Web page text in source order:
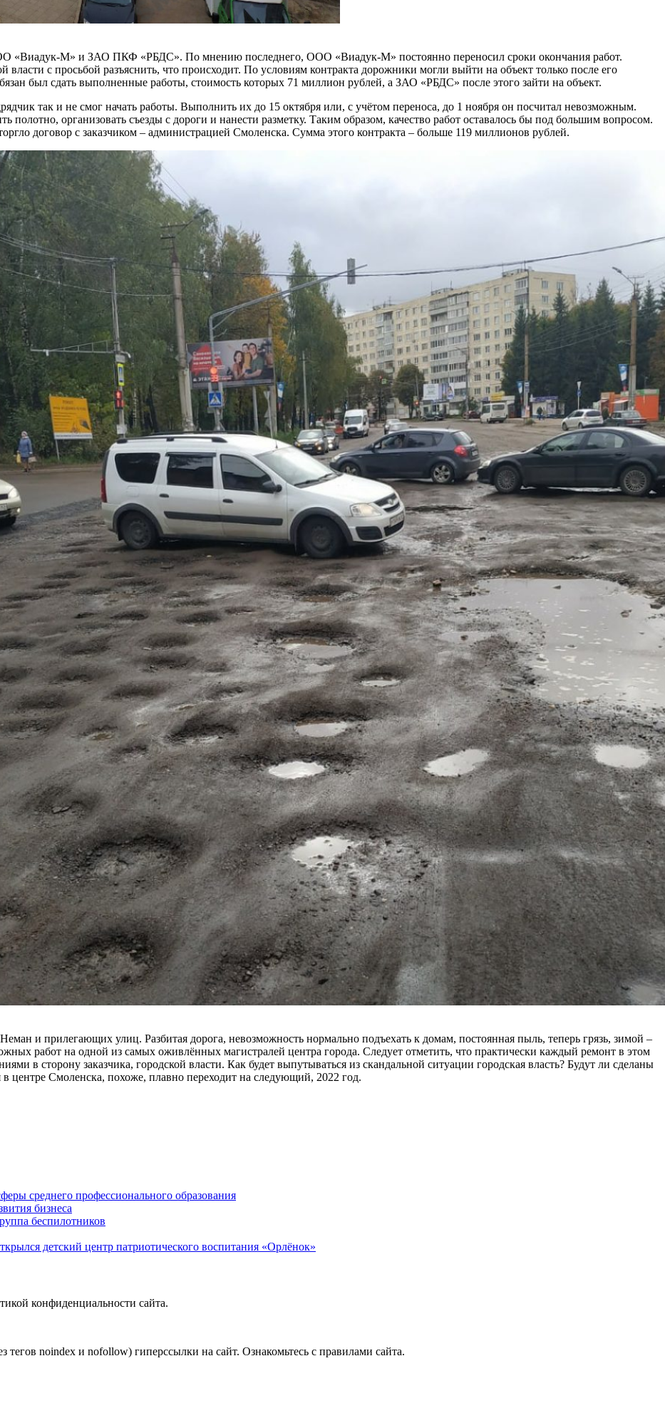
«Виадук-М» и ЗАО ПКФ «РБДС». По мнению последнего, ООО «Виадук-М» постоянно переносил сроки окончания работ.
с просьбой разъяснить, что происходит. По условиям контракта дорожники могли выйти на объект только после его
был сдать выполненные работы, стоимость которых 71 миллион рублей, а ЗАО «РБДС» после этого зайти на объект.
так и не смог начать работы. Выполнить их до 15 октября или, с учётом переноса, до 1 ноября он посчитал невозможным.
полотно, организовать съезды с дороги и нанести разметку. Таким образом, качество работ оставалось бы под большим вопросом.
договор с заказчиком – администрацией Смоленска. Сумма этого контракта – больше 119 миллионов рублей.
и прилегающих улиц. Разбитая дорога, невозможность нормально подъехать к домам, постоянная пыль, теперь грязь, зимой –
работ на одной из самых оживлённых магистралей центра города. Следует отметить, что практически каждый ремонт в этом
в сторону заказчика, городской власти. Как будет выпутываться из скандальной ситуации городская власть? Будут ли сделаны
центре Смоленска, похоже, плавно переходит на следующий, 2022 год.
среднего профессионального образования
бизнеса
беспилотников
детский центр патриотического воспитания «Орлёнок»
конфиденциальности сайта.
тегов noindex и nofollow) гиперссылки на сайт. Ознакомьтесь с правилами сайта.